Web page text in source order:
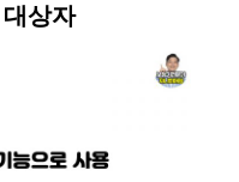
상자